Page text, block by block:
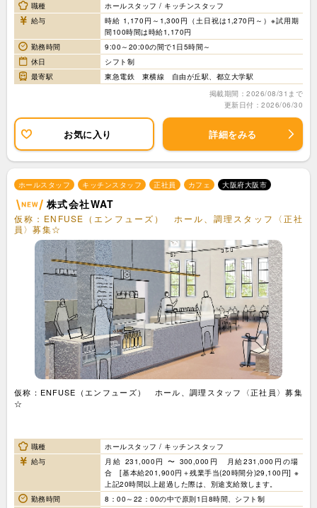
職種
ホールスタッフ / キッチンスタッフ
給与
時給 1,170円～1,300円（土日祝は1,270円～）※試用期
間100時間は時給1,170円
勤務時間
9:00～20:00の間で1日5時間～
休日
シフト制
最寄駅
東急電鉄 東横線 自由が丘駅、都立大学駅
掲載期間：2026/08/31まで
更新日付：2026/06/30
お気に入り 詳細をみる
ホールスタッフ キッチンスタッフ 正社員 カフェ 大阪府大阪市
株式会社WAT
仮称：ENFUSE（エンフューズ） ホール、調理スタッフ〈正社
員〉募集☆
仮称：ENFUSE（エンフューズ） ホール、調理スタッフ〈正社員〉募集
☆
職種
ホールスタッフ / キッチンスタッフ
給与
月給 231,000円 〜 300,000円 月給231,000円の場
合 [基本給201,900円＋残業手当(20時間分)29,100円] ※
上記20時間以上超過した際は、別途支給致します。
勤務時間
8：00～22：00の中で原則1日8時間、シフト制